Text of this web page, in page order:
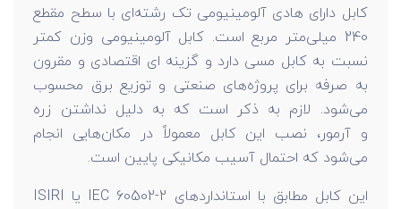
کابل دارای هادی آلومینیومی تک رشته‌ای با سطح مقطع
240 میلی‌متر مربع است. کابل آلومینیومی وزن کمتر
نسبت به کابل مسی دارد و گزینه ای اقتصادی و مقرون‌
به‌ صرفه برای پروژه‌های صنعتی و توزیع برق محسوب
می‌شود. لازم به ذکر است که به دلیل نداشتن زره
و آرمور، نصب این کابل معمولاً در مکان‌هایی انجام
می‌شود که احتمال آسیب مکانیکی پایین است.
این کابل مطابق با استانداردهای IEC 60502-2 یا ISIRI